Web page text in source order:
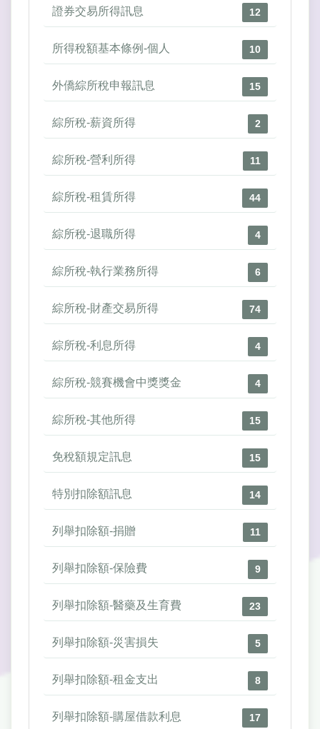
證券交易所得訊息 12
所得稅額基本條例-個人 10
外僑綜所稅申報訊息 15
綜所稅-薪資所得 2
綜所稅-營利所得 11
綜所稅-租賃所得 44
綜所稅-退職所得 4
綜所稅-執行業務所得 6
綜所稅-財產交易所得 74
綜所稅-利息所得 4
綜所稅-競賽機會中獎獎金 4
綜所稅-其他所得 15
免稅額規定訊息 15
特別扣除額訊息 14
列舉扣除額-捐贈 11
列舉扣除額-保險費 9
列舉扣除額-醫藥及生育費 23
列舉扣除額-災害損失 5
列舉扣除額-租金支出 8
列舉扣除額-購屋借款利息 17